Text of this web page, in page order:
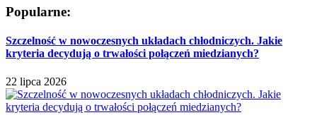
Popularne:
Szczelność w nowoczesnych układach chłodniczych. Jakie
kryteria decydują o trwałości połączeń miedzianych?
22 lipca 2026